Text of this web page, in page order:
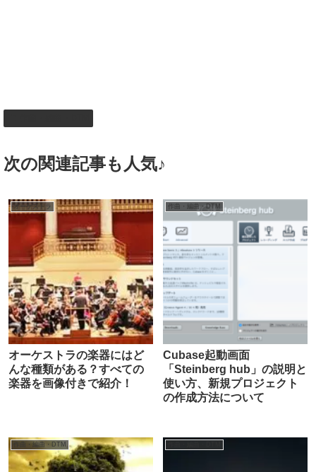
次の関連記事も人気♪
オーケストラ
オーケストラの楽器にはど
んな種類がある？すべての
楽器を画像付きで紹介！
作曲・編曲・DTM
Cubase起動画面
「Steinberg hub」の説明と
使い方、新規プロジェクト
の作成方法について
作曲・編曲・DTM